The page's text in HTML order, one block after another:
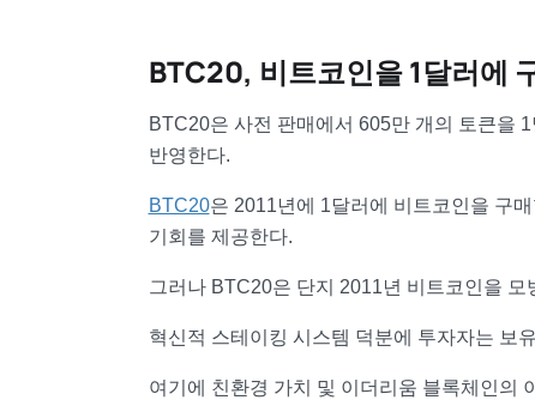
BTC20, 비트코인을 1달러에
BTC20은 사전 판매에서 605만 개의 토큰을
반영한다.
BTC20은 2011년에 1달러에 비트코인을 구
기회를 제공한다.
그러나 BTC20은 단지 2011년 비트코인을
혁신적 스테이킹 시스템 덕분에 투자자는 보
여기에 친환경 가치 및 이더리움 블록체인의